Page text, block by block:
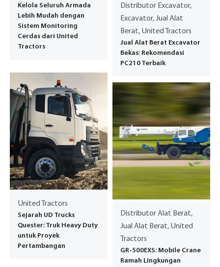
Kelola Seluruh Armada
Lebih Mudah dengan
Sistem Monitoring
Cerdas dari United
Tractors
Distributor Excavator,
Excavator, Jual Alat
Berat, United Tractors
Jual Alat Berat Excavator
Bekas: Rekomendasi
PC210 Terbaik
United Tractors
Sejarah UD Trucks
Quester: Truk Heavy Duty
untuk Proyek
Pertambangan
Distributor Alat Berat,
Jual Alat Berat, United
Tractors
GR-500EXS: Mobile Crane
Ramah Lingkungan